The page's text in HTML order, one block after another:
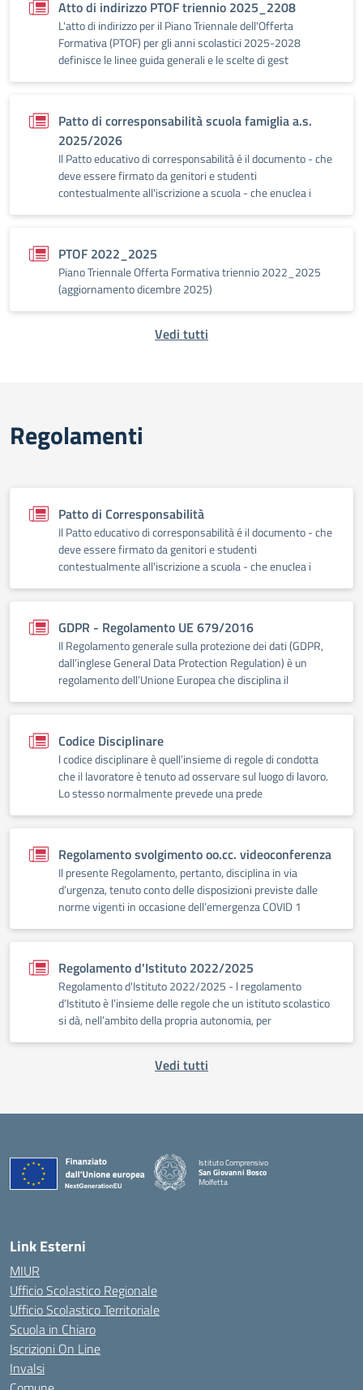
Atto di indirizzo PTOF triennio 2025_2208
L'atto di indirizzo per il Piano Triennale dell'Offerta
Formativa (PTOF) per gli anni scolastici 2025-2028
definisce le linee guida generali e le scelte di gest
Patto di corresponsabilità scuola famiglia a.s.
2025/2026
Il Patto educativo di corresponsabilità é il documento - che
deve essere firmato da genitori e studenti
contestualmente all'iscrizione a scuola - che enuclea i
PTOF 2022_2025
Piano Triennale Offerta Formativa triennio 2022_2025
(aggiornamento dicembre 2025)
Vedi tutti
Regolamenti
Patto di Corresponsabilità
Il Patto educativo di corresponsabilità é il documento - che
deve essere firmato da genitori e studenti
contestualmente all'iscrizione a scuola - che enuclea i
GDPR - Regolamento UE 679/2016
Il Regolamento generale sulla protezione dei dati (GDPR,
dall’inglese General Data Protection Regulation) è un
regolamento dell’Unione Europea che disciplina il
Codice Disciplinare
l codice disciplinare è quell’insieme di regole di condotta
che il lavoratore è tenuto ad osservare sul luogo di lavoro.
Lo stesso normalmente prevede una prede
Regolamento svolgimento oo.cc. videoconferenza
Il presente Regolamento, pertanto, disciplina in via
d’urgenza, tenuto conto delle disposizioni previste dalle
norme vigenti in occasione dell’emergenza COVID 1
Regolamento d'Istituto 2022/2025
Regolamento d'Istituto 2022/2025 - l regolamento
d’Istituto è l’insieme delle regole che un istituto scolastico
si dà, nell’ambito della propria autonomia, per
Vedi tutti
Istituto Comprensivo
San Giovanni Bosco
Molfetta
Link Esterni
MIUR
Ufficio Scolastico Regionale
Ufficio Scolastico Territoriale
Scuola in Chiaro
Iscrizioni On Line
Invalsi